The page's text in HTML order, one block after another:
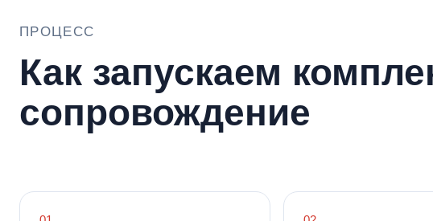
ПРОЦЕСС
Как запускаем
сопровождение